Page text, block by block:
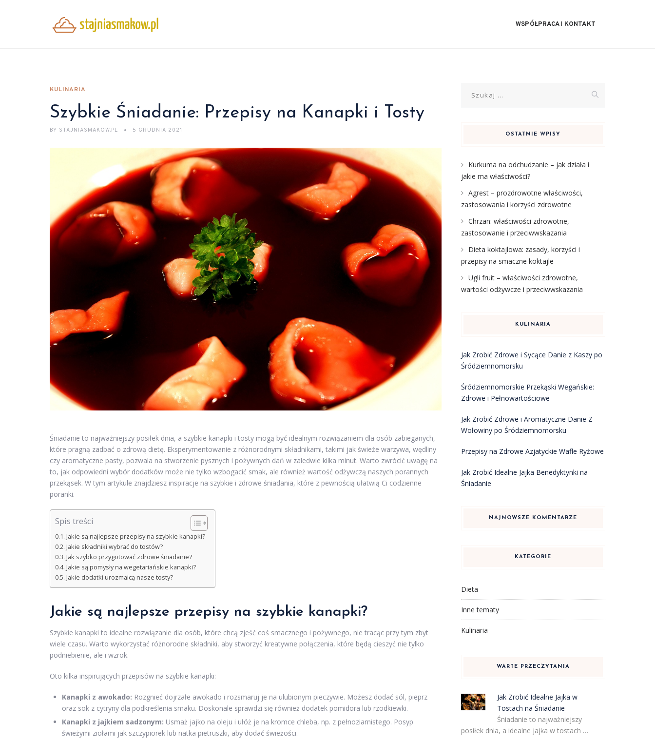
WSPÓŁPRACA I KONTAKT
KULINARIA
Szybkie Śniadanie: Przepisy na Kanapki i Tosty
BY STAJNIASMAKOW.PL 5 GRUDNIA 2021
Śniadanie to najważniejszy posiłek dnia, a szybkie kanapki i tosty mogą być idealnym rozwiązaniem dla osób zabieganych,
które pragną zadbać o zdrową dietę. Eksperymentowanie z różnorodnymi składnikami, takimi jak świeże warzywa, wędliny
czy aromatyczne pasty, pozwala na stworzenie pysznych i pożywnych dań w zaledwie kilka minut. Warto zwrócić uwagę na
to, jak odpowiedni wybór dodatków może nie tylko wzbogacić smak, ale również wartość odżywczą naszych porannych
przekąsek. W tym artykule znajdziesz inspiracje na szybkie i zdrowe śniadania, które z pewnością ułatwią Ci codzienne
poranki.
Spis treści
Jakie są najlepsze przepisy na szybkie kanapki?
Jakie składniki wybrać do tostów?
Jak szybko przygotować zdrowe śniadanie?
Jakie są pomysły na wegetariańskie kanapki?
Jakie dodatki urozmaicą nasze tosty?
Jakie są najlepsze przepisy na szybkie kanapki?
Szybkie kanapki to idealne rozwiązanie dla osób, które chcą zjeść coś smacznego i pożywnego, nie tracąc przy tym zbyt
wiele czasu. Warto wykorzystać różnorodne składniki, aby stworzyć kreatywne połączenia, które będą cieszyć nie tylko
podniebienie, ale i wzrok.
Oto kilka inspirujących przepisów na szybkie kanapki:
Kanapki z awokado: Rozgnieć dojrzałe awokado i rozsmaruj je na ulubionym pieczywie. Możesz dodać sól, pieprz
oraz sok z cytryny dla podkreślenia smaku. Doskonale sprawdzi się również dodatek pomidora lub rzodkiewki.
Kanapki z jajkiem sadzonym: Usmaż jajko na oleju i ułóż je na kromce chleba, np. z pełnoziarnistego. Posyp
świeżymi ziołami jak szczypiorek lub natka pietruszki, aby dodać świeżości.
OSTATNIE WPISY
Kurkuma na odchudzanie – jak działa i
jakie ma właściwości?
Agrest – prozdrowotne właściwości,
zastosowania i korzyści zdrowotne
Chrzan: właściwości zdrowotne,
zastosowanie i przeciwwskazania
Dieta koktajlowa: zasady, korzyści i
przepisy na smaczne koktajle
Ugli fruit – właściwości zdrowotne,
wartości odżywcze i przeciwwskazania
KULINARIA
Jak Zrobić Zdrowe i Sycące Danie z Kaszy po
Śródziemnomorsku
Śródziemnomorskie Przekąski Wegańskie:
Zdrowe i Pełnowartościowe
Jak Zrobić Zdrowe i Aromatyczne Danie Z
Wołowiny po Śródziemnomorsku
Przepisy na Zdrowe Azjatyckie Wafle Ryżowe
Jak Zrobić Idealne Jajka Benedyktynki na
Śniadanie
NAJNOWSZE KOMENTARZE
KATEGORIE
Dieta
Inne tematy
Kulinaria
WARTE PRZECZYTANIA
Jak Zrobić Idealne Jajka w
Tostach na Śniadanie
Śniadanie to najważniejszy
posiłek dnia, a idealne jajka w tostach …